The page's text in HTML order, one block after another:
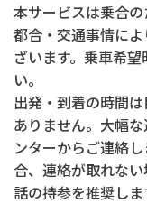
本サービスは乗合
都合・交通事情に
ざいます。乗車希
い。
出発・到着の時間
ありません。大幅
ンターからご連絡
合、連絡が取れな
話の持参を推奨しま